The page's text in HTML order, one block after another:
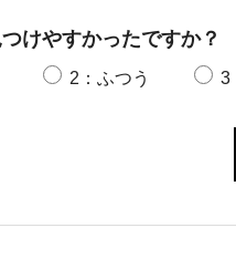
けやすかったですか？
2：ふつう 3